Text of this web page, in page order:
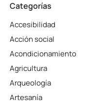
Categorías
Accesibilidad
Acción social
Acondicionamiento
Agricultura
Arqueología
Artesanía